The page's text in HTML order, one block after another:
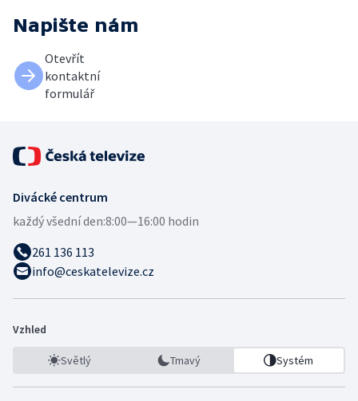
Napište nám
Otevřít
kontaktní
formulář
Divácké centrum
každý všední den:8:00—16:00 hodin
261 136 113
info@ceskatelevize.cz
Vzhled
Světlý Tmavý Systém